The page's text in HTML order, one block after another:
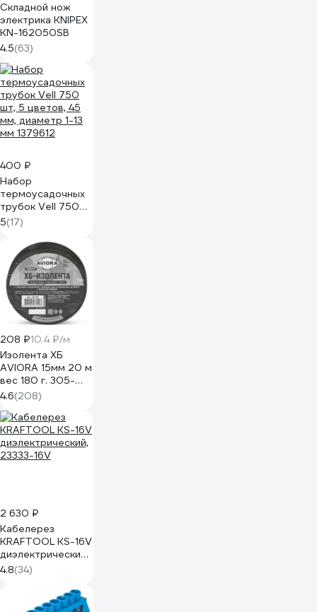
Складной нож
электрика KNIPEX
KN-162050SB
4.5(63)
400 ₽
Набор
термоусадочных
трубок Vell 750
шт, 5 цветов, 45
мм, диаметр 1-13
мм 1379612
5(17)
208 ₽10.4 ₽/м
Изолента ХБ
AVIORA 15мм 20 м
вес 180 г. 305-
065
4.6(208)
2 630 ₽
Кабелерез
KRAFTOOL KS-16V
диэлектрический,
23333-16V
4.8(34)